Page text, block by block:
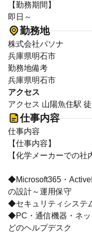
【勤務期間】
即日～
勤務地
株式会社パソナ
兵庫県明石市
勤務地備考
兵庫県明石市
アクセス
アクセス 山陽魚住駅
仕事内容
仕事内容
【仕事内容】
【化学メーカーでの社
◆Microsoft365・
の設計～運用保守
◆セキュリティシステ
◆PC・通信機器・ネッ
どのヘルプデスク